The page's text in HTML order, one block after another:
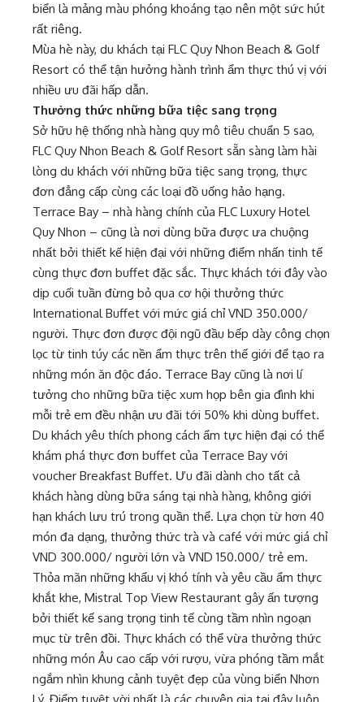
biển là mảng màu phóng khoáng tạo nên một sức hút
rất riêng.
Mùa hè này, du khách tại FLC Quy Nhon Beach & Golf
Resort có thể tận hưởng hành trình ẩm thực thú vị với
nhiều ưu đãi hấp dẫn.
Thưởng thức những bữa tiệc sang trọng
Sở hữu hệ thống nhà hàng quy mô tiêu chuẩn 5 sao,
FLC Quy Nhon Beach & Golf Resort sẵn sàng làm hài
lòng du khách với những bữa tiệc sang trọng, thực
đơn đẳng cấp cùng các loại đồ uống hảo hạng.
Terrace Bay – nhà hàng chính của FLC Luxury Hotel
Quy Nhon – cũng là nơi dùng bữa được ưa chuộng
nhất bởi thiết kế hiện đại với những điểm nhấn tinh tế
cùng thực đơn buffet đặc sắc. Thực khách tới đây vào
dịp cuối tuần đừng bỏ qua cơ hội thưởng thức
International Buffet với mức giá chỉ VND 350.000/
người. Thực đơn được đội ngũ đầu bếp dày công chọn
lọc từ tinh túy các nền ẩm thực trên thế giới để tạo ra
những món ăn độc đáo. Terrace Bay cũng là nơi lí
tưởng cho những bữa tiệc xum họp bên gia đình khi
mỗi trẻ em đều nhận ưu đãi tới 50% khi dùng buffet.
Du khách yêu thích phong cách ẩm tực hiện đại có thể
khám phá thực đơn buffet của Terrace Bay với
voucher Breakfast Buffet. Ưu đãi dành cho tất cả
khách hàng dùng bữa sáng tại nhà hàng, không giới
hạn khách lưu trú trong quần thể. Lựa chọn từ hơn 40
món đa dạng, thưởng thức trà và café với mức giá chỉ
VND 300.000/ người lớn và VND 150.000/ trẻ em.
Thỏa mãn những khẩu vị khó tính và yêu cầu ẩm thực
khắt khe, Mistral Top View Restaurant gây ấn tượng
bởi thiết kế sang trọng tinh tế cùng tầm nhìn ngoạn
mục từ trên đồi. Thực khách có thể vừa thưởng thức
những món Âu cao cấp với rượu, vừa phóng tầm mắt
ngắm nhìn khung cảnh tuyệt đẹp của vùng biển Nhơn